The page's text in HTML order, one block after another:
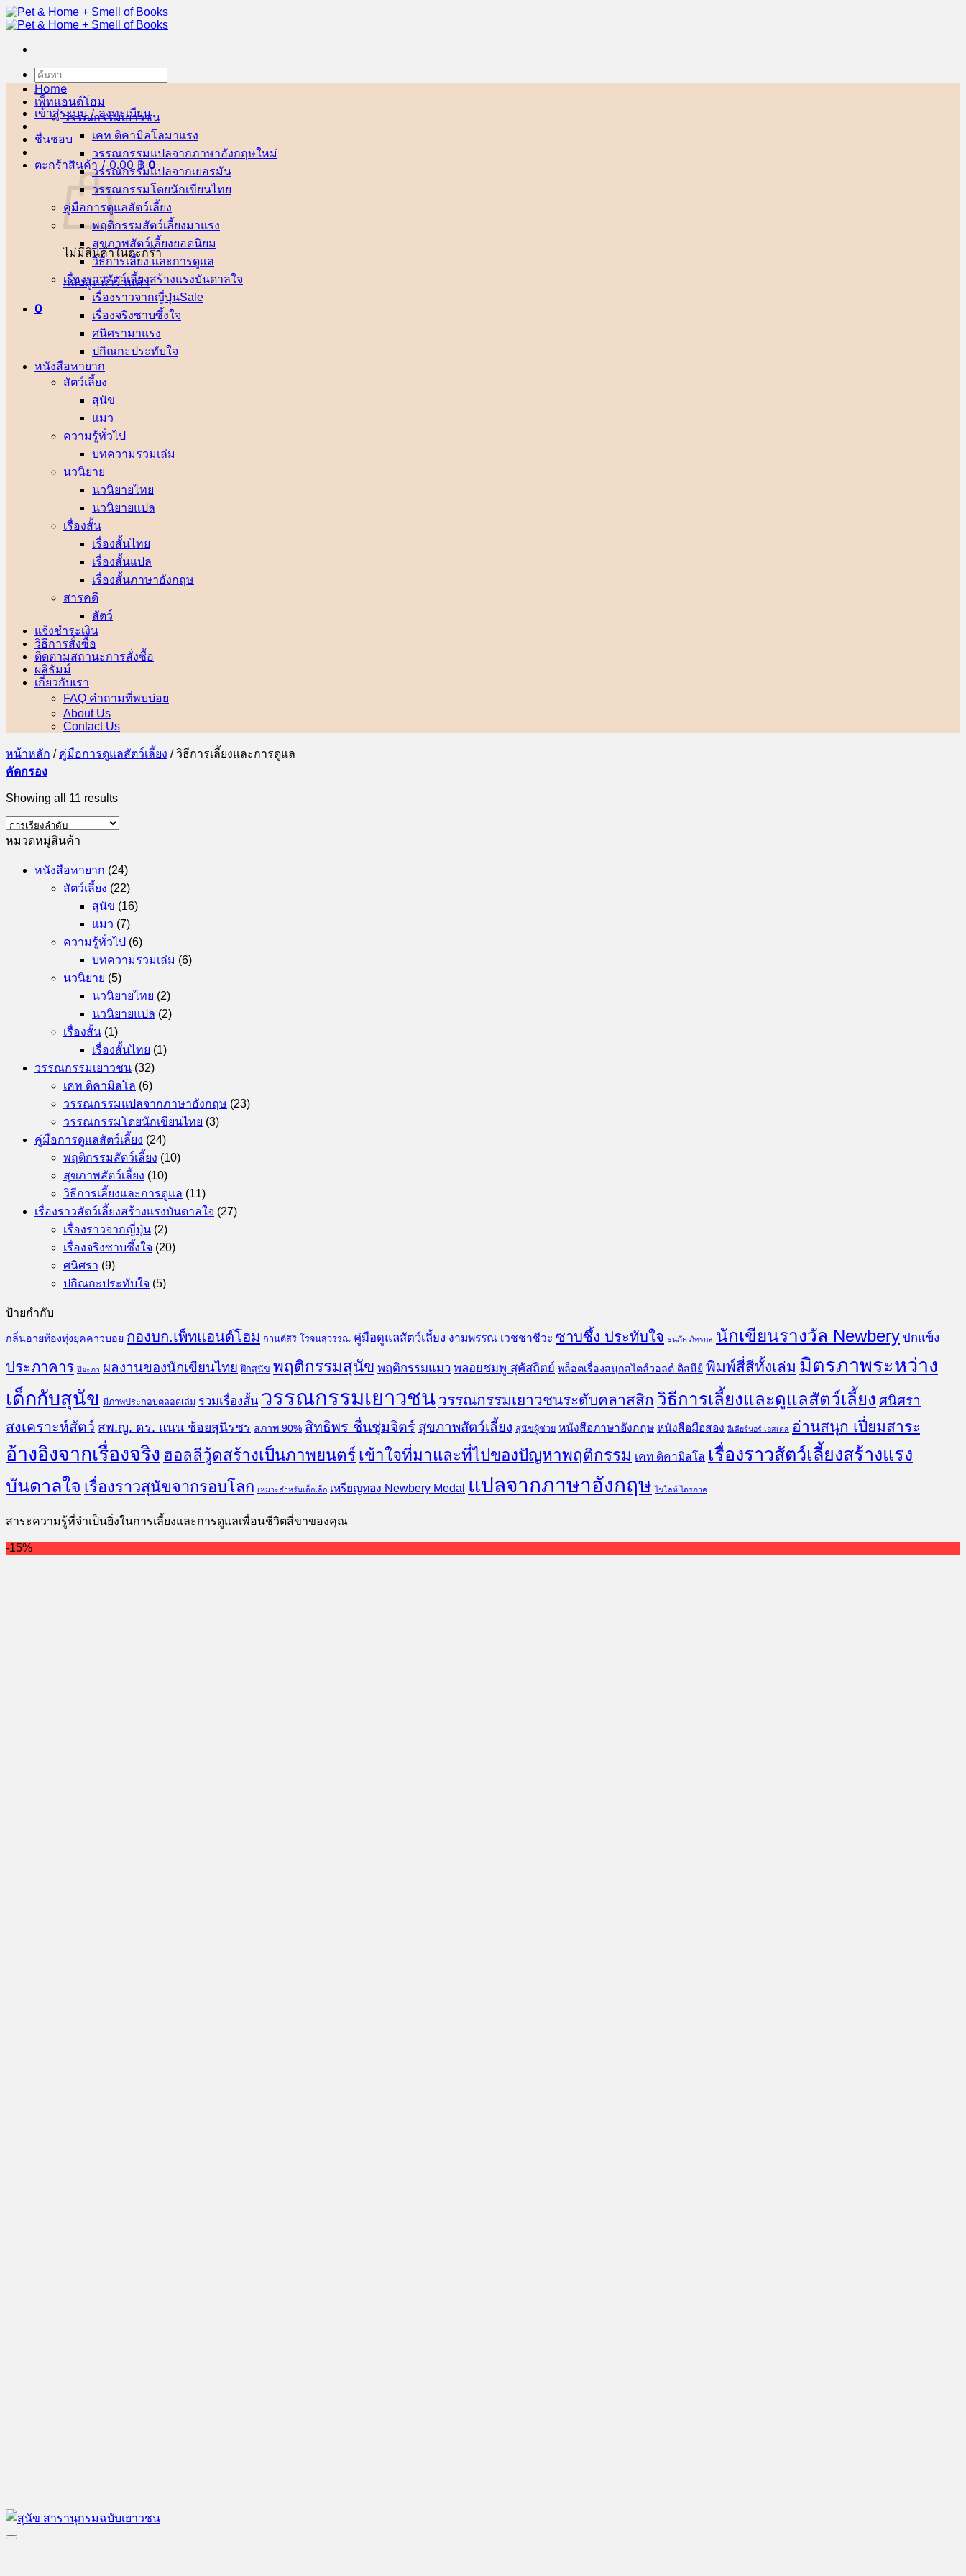
ข้าม
ไป
เนื้อหา
ค้นหา:
เข้าสู่ระบบ / ลงทะเบียน
ชื่นชอบ
ตะกร้าสินค้า / 0.00 ฿ 0
ไม่มีสินค้าในตะกร้า
กลับสู่หน้าร้านค้า
0
Home
เพ็ทแอนด์โฮม
วรรณกรรมเยาวชน
เคท ดิคามิลโล
วรรณกรรมแปลจากภาษาอังกฤษ
วรรณกรรมแปลจากเยอรมัน
วรรณกรรมโดยนักเขียนไทย
คู่มือการดูแลสัตว์เลี้ยง
พฤติกรรมสัตว์เลี้ยง
สุขภาพสัตว์เลี้ยง
วิธีการเลี้ยง และการดูแล
เรื่องราวสัตว์เลี้ยงสร้างแรงบันดาลใจ
เรื่องราวจากญี่ปุ่น
เรื่องจริงซาบซึ้งใจ
ศนิศรา
ปกิณกะประทับใจ
หนังสือหายาก
สัตว์เลี้ยง
สุนัข
แมว
ความรู้ทั่วไป
บทความรวมเล่ม
นวนิยาย
นวนิยายไทย
นวนิยายแปล
เรื่องสั้น
เรื่องสั้นไทย
เรื่องสั้นแปล
เรื่องสั้นภาษาอังกฤษ
สารคดี
สัตว์
แจ้งชำระเงิน
วิธีการสั่งซื้อ
ติดตามสถานะการสั่งซื้อ
ผลิธัมม์
เกี่ยวกับเรา
FAQ คำถามที่พบบ่อย
About Us
Contact Us
หน้าหลัก / คู่มือการดูแลสัตว์เลี้ยง /วิธีการเลี้ยงและการดูแล
คัดกรอง
Showing all 11 results
หมวดหมู่สินค้า
หนังสือหายาก (24)
สัตว์เลี้ยง (22)
สุนัข (16)
แมว (7)
ความรู้ทั่วไป (6)
บทความรวมเล่ม (6)
นวนิยาย (5)
นวนิยายไทย (2)
นวนิยายแปล (2)
เรื่องสั้น (1)
เรื่องสั้นไทย (1)
วรรณกรรมเยาวชน (32)
เคท ดิคามิลโล (6)
วรรณกรรมแปลจากภาษาอังกฤษ (23)
วรรณกรรมโดยนักเขียนไทย (3)
คู่มือการดูแลสัตว์เลี้ยง (24)
พฤติกรรมสัตว์เลี้ยง (10)
สุขภาพสัตว์เลี้ยง (10)
วิธีการเลี้ยงและการดูแล (11)
เรื่องราวสัตว์เลี้ยงสร้างแรงบันดาลใจ (27)
เรื่องราวจากญี่ปุ่น (2)
เรื่องจริงซาบซึ้งใจ (20)
ศนิศรา (9)
ปกิณกะประทับใจ (5)
ป้ายกำกับ
กลิ่นอายท้องทุ่งยุคคาวบอย กองบก.เพ็ทแอนด์โฮม กานต์สิริ โรจนสุวรรณ คู่มือดูแลสัตว์เลี้ยง งามพรรณ เวชชาชีวะ ซาบซึ้ง ประทับใจ ธนภัค ภัทรกุล นักเขียนรางวัล Newbery ปกแข็ง
ประภาคาร ปิยะภา ผลงานของนักเขียนไทย ฝึกสุนัข พฤติกรรมสุนัข พฤติกรรมแมว พลอยชมพู สุคัสถิตย์ พล็อตเรื่องสนุกสไตล์วอลต์ ดิสนีย์ พิมพ์สี่สีทั้งเล่ม มิตรภาพระหว่าง
เด็กกับสุนัข มีภาพประกอบตลอดเล่ม รวมเรื่องสั้น วรรณกรรมเยาวชน วรรณกรรมเยาวชนระดับคลาสสิก วิธีการเลี้ยงและดูแลสัตว์เลี้ยง ศนิศรา
สงเคราะห์สัตว์ สพ.ญ. ดร. แนน ช้อยสุนิรชร สภาพ 90% สิทธิพร ชื่นชุ่มจิตร์ สุขภาพสัตว์เลี้ยง สุนัขผู้ช่วย หนังสือภาษาอังกฤษ หนังสือมือสอง อีเลียร์นอร์ เอสเตส อ่านสนุก เปี่ยมสาระ
อ้างอิงจากเรื่องจริง ฮอลลีวู้ดสร้างเป็นภาพยนตร์ เข้าใจที่มาและที่ไปของปัญหาพฤติกรรม เคท ดิคามิลโล เรื่องราวสัตว์เลี้ยงสร้างแรง
บันดาลใจ เรื่องราวสุนัขจากรอบโลก เหมาะสำหรับเด็กเล็ก เหรียญทอง Newbery Medal แปลจากภาษาอังกฤษ ไชโลห์ ไตรภาค
สาระความรู้ที่จำเป็นยิ่งในการเลี้ยงและการดูแลเพื่อนชีวิตสี่ขาของคุณ
-15%